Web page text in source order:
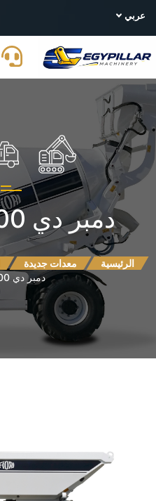
عربي
دمبر دي 100 اس دبليو
الرئيسية معدات جديدة
دمبر دي 100 اس دبليو